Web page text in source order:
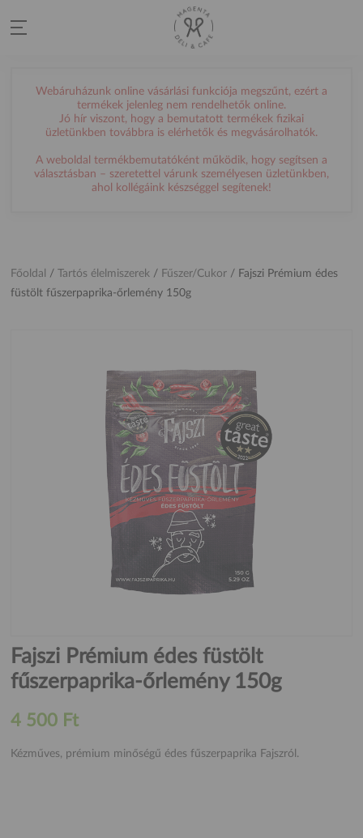
Webáruházunk online vásárlási funkciója megszűnt, ezért a
termékek jelenleg nem rendelhetők online.
Jó hír viszont, hogy a bemutatott termékek fizikai
üzletünkben továbbra is elérhetők és megvásárolhatók.
A weboldal termékbemutatóként működik, hogy segítsen a
választásban – szeretettel várunk személyesen üzletünkben,
ahol kollégáink készséggel segítenek!
Főoldal / Tartós élelmiszerek / Fűszer/Cukor / Fajszi Prémium édes
füstölt fűszerpaprika-őrlemény 150g
Fajszi Prémium édes füstölt
fűszerpaprika-őrlemény 150g
4 500 Ft
Kézműves, prémium minőségű édes fűszerpaprika Fajszról.